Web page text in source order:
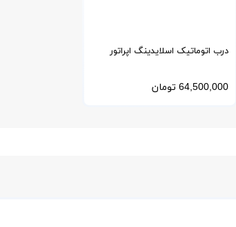
درب اتوماتیک اسلایدینگ اپراتور
ONIX-اونیکس
64,500,000 تومان